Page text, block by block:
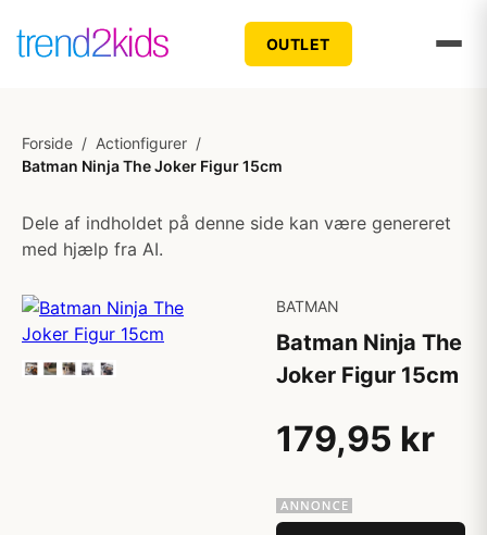
OUTLET
Forside / Actionfigurer /
Batman Ninja The Joker Figur 15cm
Dele af indholdet på denne side kan være genereret
med hjælp fra AI.
BATMAN
Batman Ninja The
Joker Figur 15cm
179,95 kr